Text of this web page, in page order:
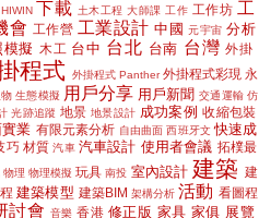
HIWIN 下載 土木工程 大師課 工作 工作坊 工
會 工作營 工業設計 中國 元宇宙 分析
模擬
木工 台中 台北 台南 台灣 外掛
程式 外掛程式 Panther 外掛程式彩現 永
生態模擬 用戶分享 用戶新聞 交通運輸 仿
光跡追蹤 地景 地景設計 成功案例 收縮包裝
業 有限元素分析 自由曲面 西班牙文 快速成
巧 材質 汽車 汽車設計 使用者會議 拓樸最
物理 物理模擬 玩具 南投 室內設計 建築 建
建築模型 建築BIM 架構分析 活動 看圖程
討會 音樂 香港 修正版 家具 家俱 展覽